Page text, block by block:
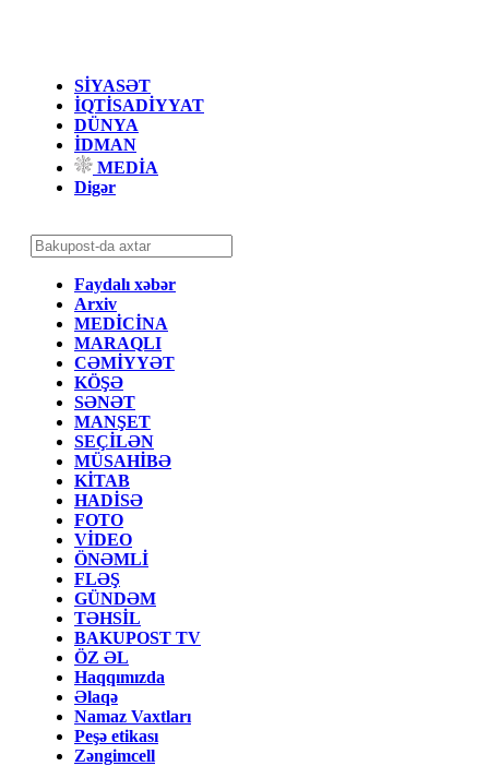
SİYASƏT
İQTİSADİYYAT
DÜNYA
İDMAN
MEDİA
Digər
Faydalı xəbər
Arxiv
MEDİCİNA
MARAQLI
CƏMİYYƏT
KÖŞƏ
SƏNƏT
MANŞET
SEÇİLƏN
MÜSAHİBƏ
KİTAB
HADİSƏ
FOTO
VİDEO
ÖNƏMLİ
FLƏŞ
GÜNDƏM
TƏHSİL
BAKUPOST TV
ÖZ ƏL
Haqqımızda
Əlaqə
Namaz Vaxtları
Peşə etikası
Zəngimcell